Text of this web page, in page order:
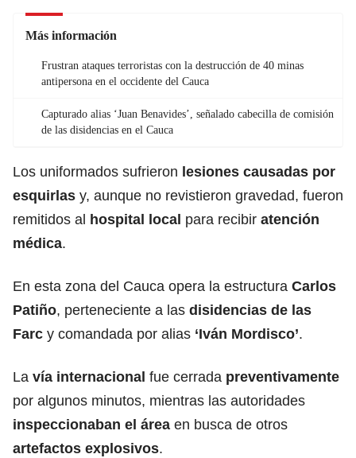
Más información
Frustran ataques terroristas con la destrucción de 40 minas
antipersona en el occidente del Cauca
Capturado alias ‘Juan Benavides’, señalado cabecilla de comisión
de las disidencias en el Cauca
Los uniformados sufrieron lesiones causadas por
esquirlas y, aunque no revistieron gravedad, fueron
remitidos al hospital local para recibir atención
médica.
En esta zona del Cauca opera la estructura Carlos
Patiño, perteneciente a las disidencias de las
Farc y comandada por alias ‘Iván Mordisco’.
La vía internacional fue cerrada preventivamente
por algunos minutos, mientras las autoridades
inspeccionaban el área en busca de otros
artefactos explosivos.